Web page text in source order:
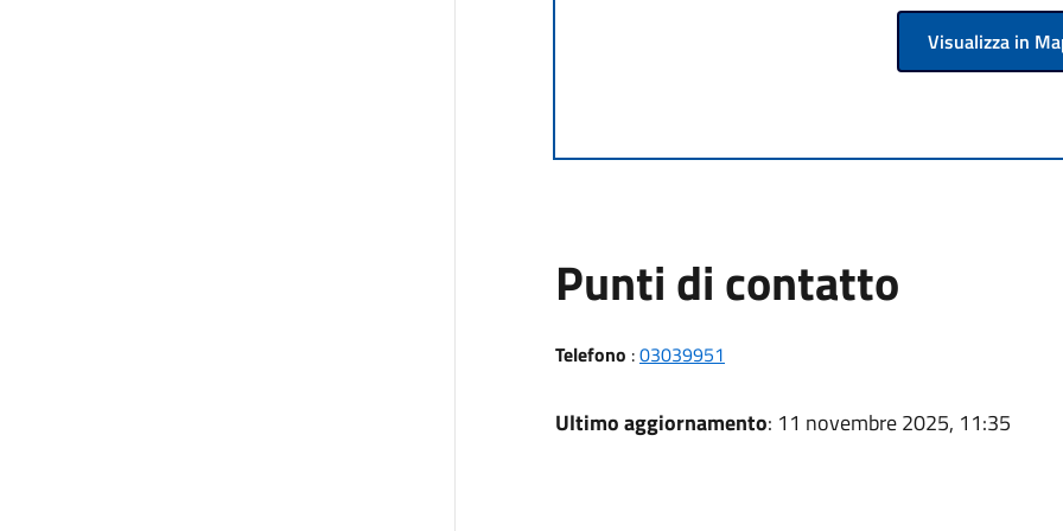
Visualizza in
Punti di contatto
Telefono :03039951
Ultimo aggiornamento: 11 novembre 2025, 11:35